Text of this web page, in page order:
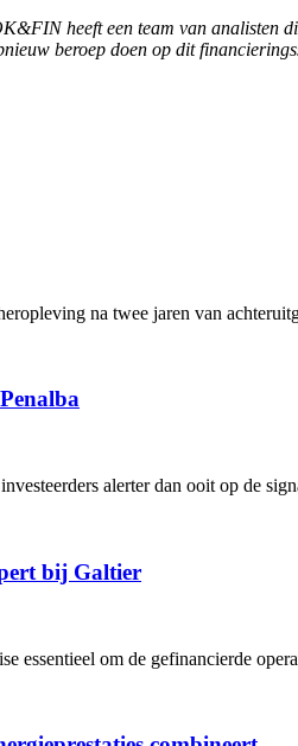
heeft een team van analisten
beroep doen op dit
na twee jaren van
alerter dan ooit op de
bij Galtier
essentieel om de gefinancierde